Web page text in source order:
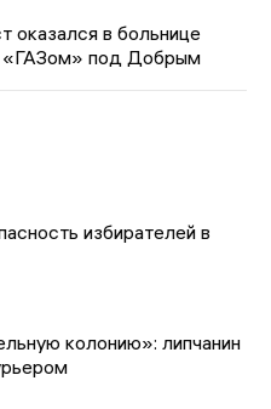
оказался в больнице
«ГАЗом» под Добрым
избирателей в
колонию»: липчанин